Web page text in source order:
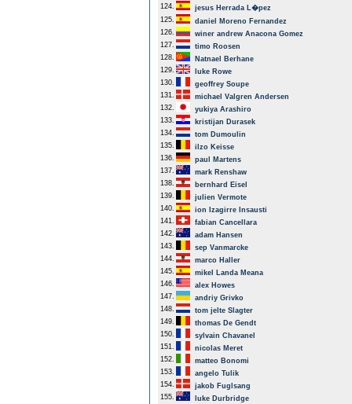
124.
jesus Herrada L�pez
125.
daniel Moreno Fernandez
126.
winer andrew Anacona Gomez
127.
timo Roosen
128.
Natnael Berhane
129.
luke Rowe
130.
geoffrey Soupe
131.
michael Valgren Andersen
132.
yukiya Arashiro
133.
kristijan Durasek
134.
tom Dumoulin
135.
ilzo Keisse
136.
paul Martens
137.
mark Renshaw
138.
bernhard Eisel
139.
julien Vermote
140.
ion Izagirre Insausti
141.
fabian Cancellara
142.
adam Hansen
143.
sep Vanmarcke
144.
marco Haller
145.
mikel Landa Meana
146.
alex Howes
147.
andriy Grivko
148.
tom jelte Slagter
149.
thomas De Gendt
150.
sylvain Chavanel
151.
nicolas Meret
152.
matteo Bonomi
153.
angelo Tulik
154.
jakob Fuglsang
155.
luke Durbridge